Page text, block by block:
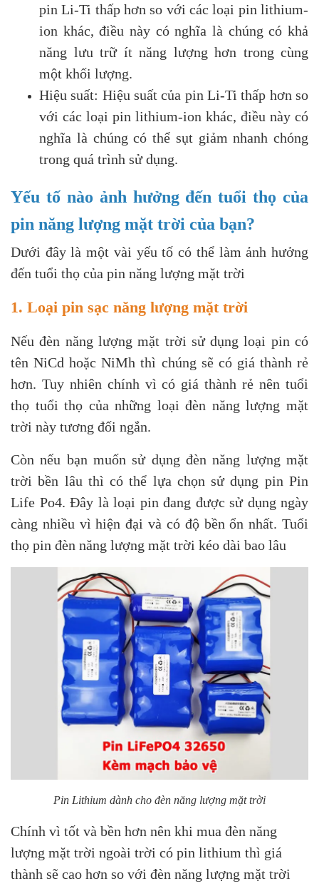
pin Li-Ti thấp hơn so với các loại pin lithium-
ion khác, điều này có nghĩa là chúng có khả
năng lưu trữ ít năng lượng hơn trong cùng
một khối lượng.
Hiệu suất: Hiệu suất của pin Li-Ti thấp hơn so
với các loại pin lithium-ion khác, điều này có
nghĩa là chúng có thể sụt giảm nhanh chóng
trong quá trình sử dụng.
Yếu tố nào ảnh hưởng đến tuổi thọ của
pin năng lượng mặt trời của bạn?
Dưới đây là một vài yếu tố có thể làm ảnh hưởng
đến tuổi thọ của pin năng lượng mặt trời
1. Loại pin sạc năng lượng mặt trời
Nếu đèn năng lượng mặt trời sử dụng loại pin có
tên NiCd hoặc NiMh thì chúng sẽ có giá thành rẻ
hơn. Tuy nhiên chính vì có giá thành rẻ nên tuổi
thọ tuổi thọ của những loại đèn năng lượng mặt
trời này tương đối ngắn.
Còn nếu bạn muốn sử dụng đèn năng lượng mặt
trời bền lâu thì có thể lựa chọn sử dụng pin Pin
Life Po4. Đây là loại pin đang được sử dụng ngày
càng nhiều vì hiện đại và có độ bền ổn nhất. Tuổi
thọ pin đèn năng lượng mặt trời kéo dài bao lâu
Pin Lithium dành cho đèn năng lượng mặt trời
Chính vì tốt và bền hơn nên khi mua đèn năng
lượng mặt trời ngoài trời có pin lithium thì giá
thành sẽ cao hơn so với đèn năng lượng mặt trời